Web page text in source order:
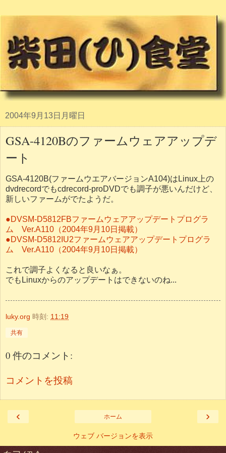
2004年9月13日月曜日
GSA-4120Bのファームウェアアップデ
ート
GSA-4120B(ファームウエアバージョンA104)はLinux上の
dvdrecordでもcdrecord-proDVDでも調子が悪いんだけど、
新しいファームがでたようだ。
●DVSM-D5812FBファームウェアアップデートプログラ
ム Ver.A110（2004年9月10日掲載）
●DVSM-D5812IU2ファームウェアアップデートプログラ
ム Ver.A110（2004年9月10日掲載）
これで調子よくなると良いなぁ。
でもLinuxからのアップデートはできないのね...
luky.org 時刻: 11:19
共有
0 件のコメント:
コメントを投稿
‹ ›
ホーム
ウェブ バージョンを表示